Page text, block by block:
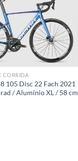
CORRIDA
105 Disc 22 Fach 2021
/ Alumínio XL / 58 cm